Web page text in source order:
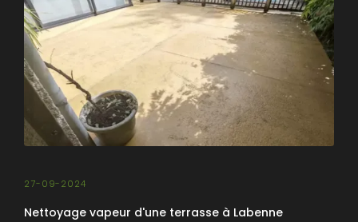
27-09-2024
Nettoyage vapeur d'une terrasse à Labenne